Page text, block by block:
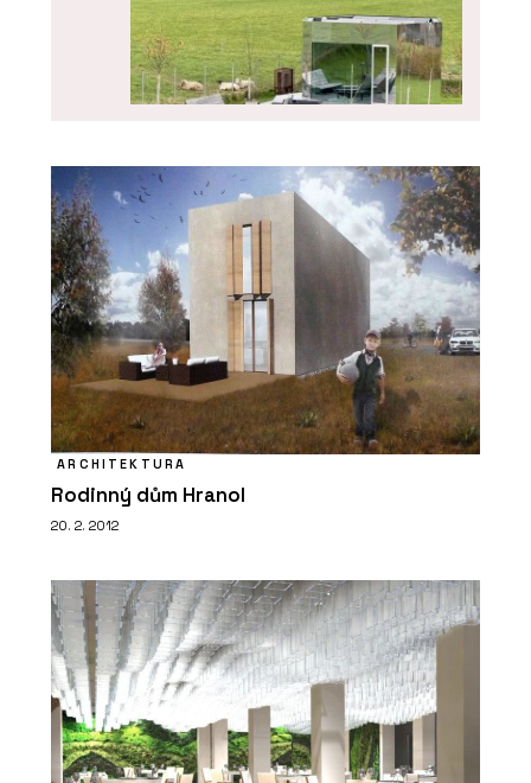
SLUŽBY
Pergoly a terasy - Chytré základy
O FIRMĚ
ARCHITEKTURA
Rodinný dům Hranol
20. 2. 2012